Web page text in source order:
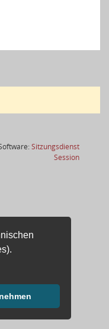
Sitzungsdienst
Session(Wird in